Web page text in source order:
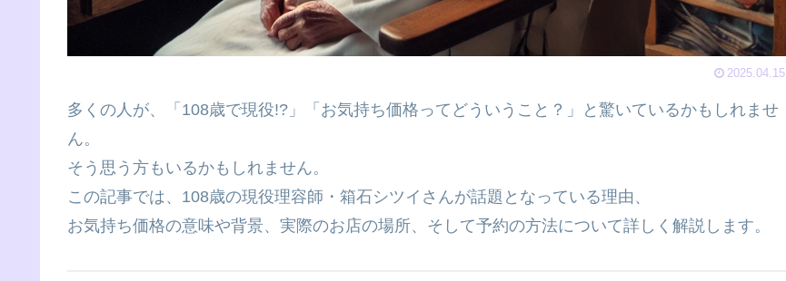
2025.04.15
多くの人が、「108歳で現役!?」「お気持ち価格ってどういうこと？」と驚いているかもしれませ
ん。
そう思う方もいるかもしれません。
この記事では、108歳の現役理容師・箱石シツイさんが話題となっている理由、
お気持ち価格の意味や背景、実際のお店の場所、そして予約の方法について詳しく解説します。